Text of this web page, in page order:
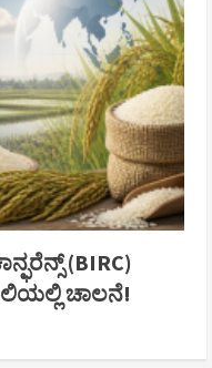
(BIRC)
ಚಾಲನೆ!